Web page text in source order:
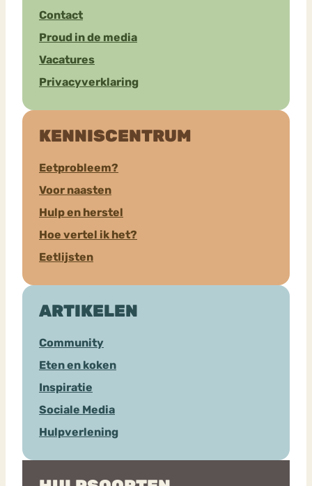
Contact
Proud in de media
Vacatures
Privacyverklaring
KENNISCENTRUM
Eetprobleem?
Voor naasten
Hulp en herstel
Hoe vertel ik het?
Eetlijsten
ARTIKELEN
Community
Eten en koken
Inspiratie
Sociale Media
Hulpverlening